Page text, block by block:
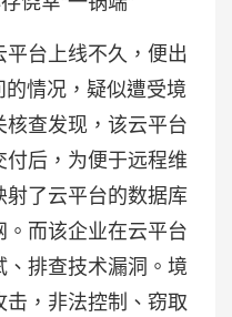
台上线不久，便出
情况，疑似遭受境
查发现，该云平台
付后，为便于远程维
了云平台的数据库
而该企业在云平台
排查技术漏洞。境
，非法控制、窃取